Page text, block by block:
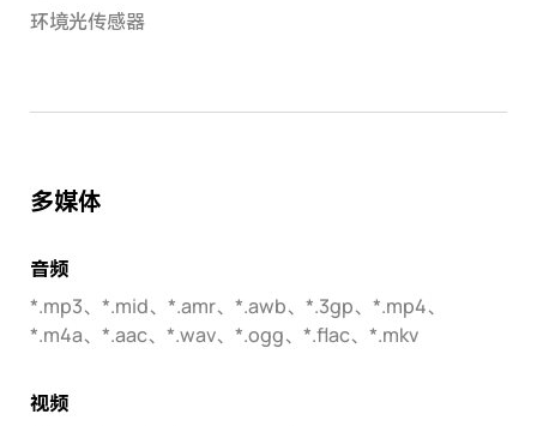
环境光传感器
多媒体
音频
*.mp3、*.mid、*.amr、*.awb、*.3gp、*.mp4、
*.m4a、*.aac、*.wav、*.ogg、*.flac、*.mkv
视频